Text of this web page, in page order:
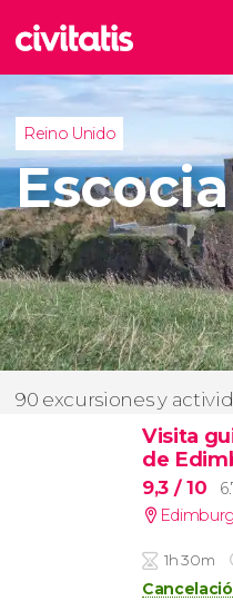
Reino Unido
Escocia
90 excursiones y
Visita
de
9,3 / 10
1h 30m